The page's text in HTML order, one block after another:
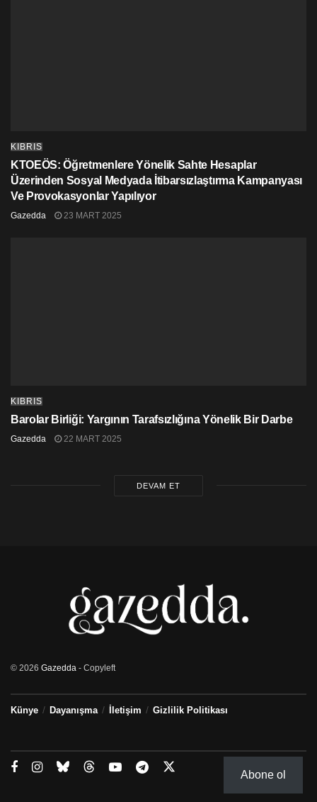
KIBRIS
KTOEÖS: Öğretmenlere Yönelik Sahte Hesaplar
Üzerinden Sosyal Medyada İtibarsızlaştırma Kampanyası
Ve Provokasyonlar Yapılıyor
Gazedda 23 MART 2025
KIBRIS
Barolar Birliği: Yargının Tarafsızlığına Yönelik Bir Darbe
Gazedda 22 MART 2025
DEVAM ET
© 2026 Gazedda - Copyleft
Künye Dayanışma İletişim Gizlilik Politikası
Abone ol